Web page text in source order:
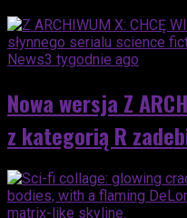
News3 tygodnie ago
Nowa wersja Z
z kategorią R